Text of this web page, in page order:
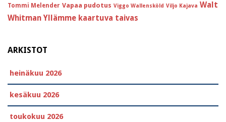
Tommi Melender Vapaa pudotus Viggo Wallensköld Viljo Kajava Walt
Whitman Yllämme kaartuva taivas
ARKISTOT
heinäkuu 2026
kesäkuu 2026
toukokuu 2026